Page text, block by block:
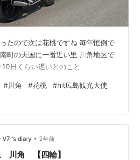
たので次は花桃ですね 毎年恒例で
町の天国に一番近い里 川角地区で
日くらい遅いとのこと
#川角 #花桃 #hit広島観光大使
V7 's diary • 2年前
川角 【四輪】